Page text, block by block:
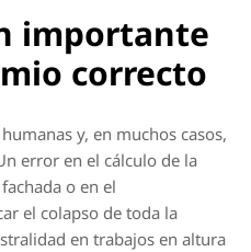
importante
correcto
y, en muchos casos,
error en el cálculo de la
o en el
el colapso de toda la
en trabajos en altura